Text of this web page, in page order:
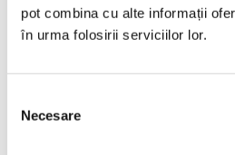
pot combina cu alte informații
în urma folosirii serviciilor lor.
consimțământului
Necesare
Project Management
Resurse Umane
Transformare Digitală